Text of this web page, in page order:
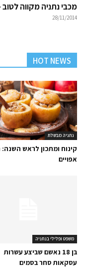
מכבי נתניה מקווה
28/11/2014
HOT NEWS
נתניה מבשלת
קינוח ומתכון לראש השנה:
אפויים
משפט ופלילי בנתניה
בן 18 נאשם שביצע עשרות
עסקאות סחר בסמים